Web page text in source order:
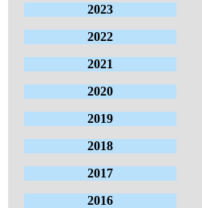
2023
2022
2021
2020
2019
2018
2017
2016